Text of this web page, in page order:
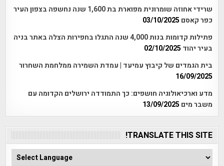
שרידי אחוזה שומרונית מפוארת בת 1,600 שנה נחשפה בצפון העיר
כפר קאסם 03/10/2025
פתילות קדומות בנות 4,000 שנה התגלו בחפירות הצלה באתר בניה
בעיר יהוד 02/10/2025
בית הגמדים של קיבוץ עמיעד | עמדת השמירה ממלחמת השחרור
16/09/2025
מדע וארכיאולוגיה חושפים: כך התמודדה ירושלים הקדומה עם
משבר מים 13/09/2025
TRANSLATE THIS SITE!